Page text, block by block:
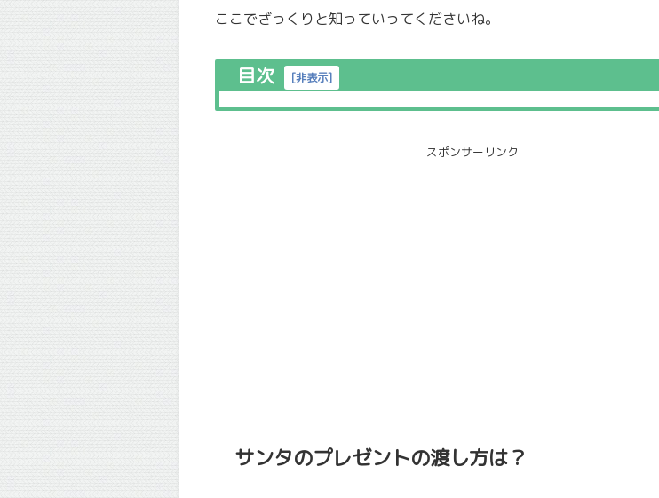
ここでざっくりと知っていってくださいね。
目次 [非表示]
スポンサーリンク
サンタのプレゼントの渡し方は？